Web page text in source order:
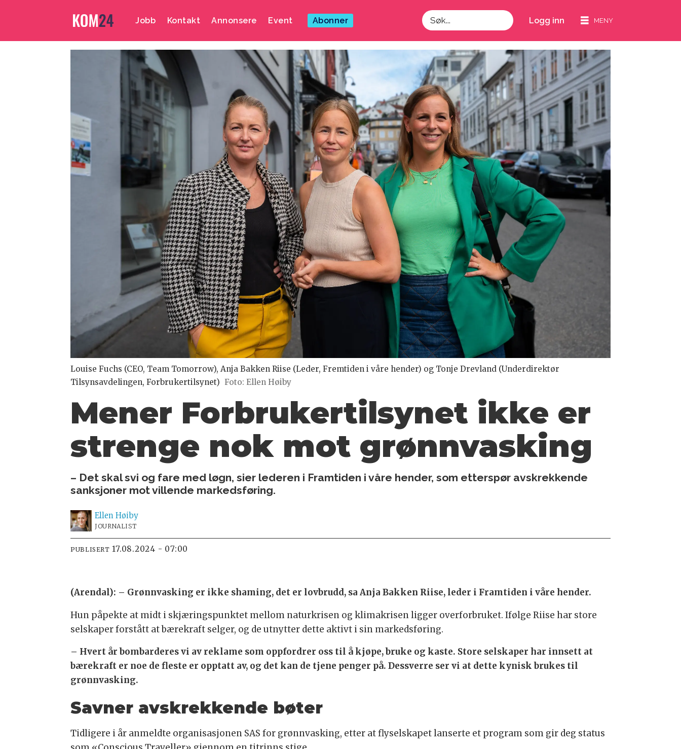
Jobb Kontakt Annonsere Event Abonner
Søk
Logg inn
Louise Fuchs (CEO, Team Tomorrow), Anja Bakken Riise (Leder, Fremtiden i våre hender) og Tonje Drevland (Underdirektør
Tilsynsavdelingen, Forbrukertilsynet) Foto: Ellen Høiby
Mener Forbrukertilsynet ikke er
strenge nok mot grønnvasking
– Det skal svi og fare med løgn, sier lederen i Framtiden i våre hender, som etterspør avskrekkende
sanksjoner mot villende markedsføring.
Ellen Høiby
JOURNALIST
PUBLISERT 17.08.2024 - 07:00
(Arendal): – Grønnvasking er ikke shaming, det er lovbrudd, sa Anja Bakken Riise, leder i Framtiden i våre hender.
Hun påpekte at midt i skjæringspunktet mellom naturkrisen og klimakrisen ligger overforbruket. Ifølge Riise har store
selskaper forstått at bærekraft selger, og de utnytter dette aktivt i sin markedsføring.
– Hvert år bombarderes vi av reklame som oppfordrer oss til å kjøpe, bruke og kaste. Store selskaper har innsett at
bærekraft er noe de fleste er opptatt av, og det kan de tjene penger på. Dessverre ser vi at dette kynisk brukes til
grønnvasking.
Savner avskrekkende bøter
Tidligere i år anmeldte organisasjonen SAS for grønnvasking, etter at flyselskapet lanserte et program som gir deg status